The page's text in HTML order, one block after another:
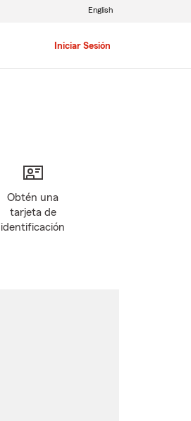
Iniciar Sesión
English
Obtén una
tarjeta de
identificación